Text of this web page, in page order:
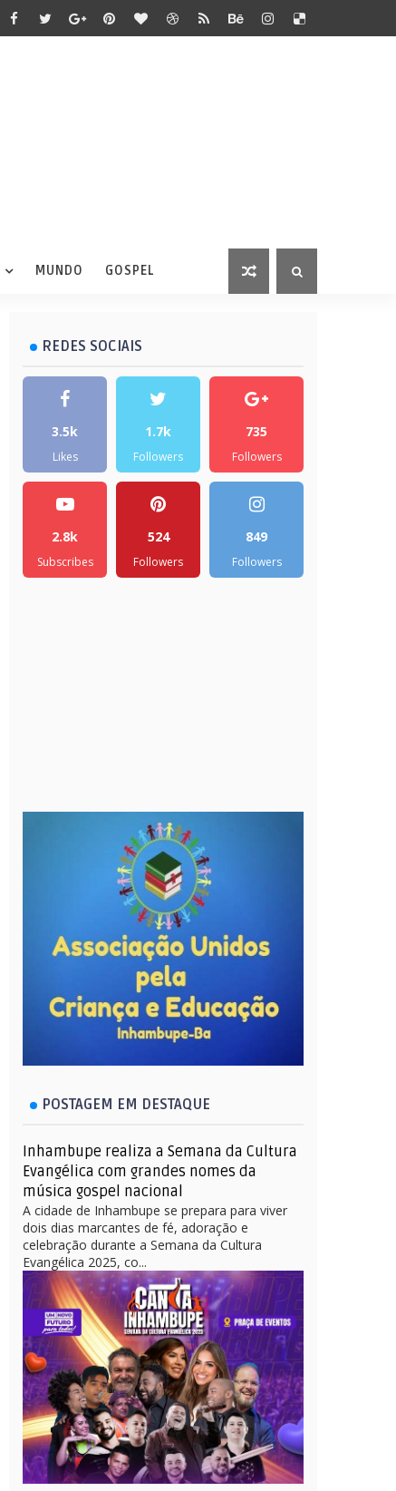
MUNDO GOSPEL
REDES SOCIAIS
3.5k
Likes
1.7k
Followers
735
Followers
2.8k
Subscribes
524
Followers
849
Followers
POSTAGEM EM DESTAQUE
Inhambupe realiza a Semana da Cultura
Evangélica com grandes nomes da
música gospel nacional
A cidade de Inhambupe se prepara para viver
dois dias marcantes de fé, adoração e
celebração durante a Semana da Cultura
Evangélica 2025, co...